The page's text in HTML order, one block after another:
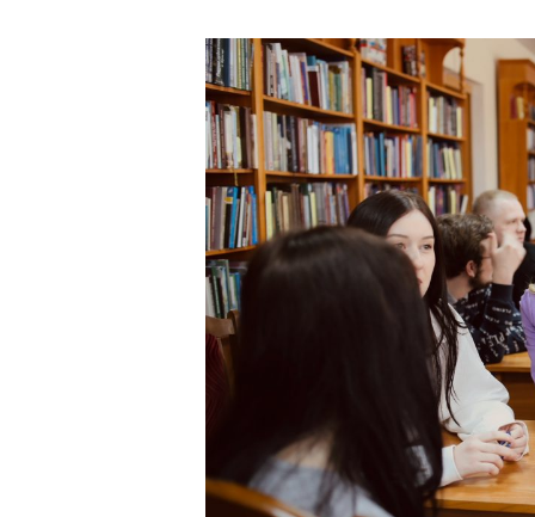
заседание
Регионального
совета
по
гражданско-
патриотическому
воспитанию,
профилактике
терроризма
и
деструктивного
поведения
им.
В.И.